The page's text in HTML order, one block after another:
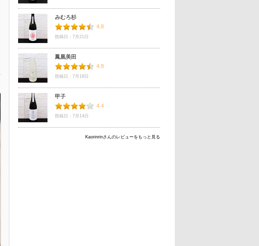
みむろ杉
4.8
投稿日：7月21日
鳳凰美田
4.8
投稿日：7月18日
甲子
4.4
投稿日：7月14日
Kaorinrinさんのレビューをもっと見る